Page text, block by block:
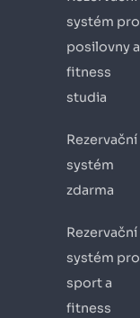
systém pro
posilovny a
fitness
studia
Rezervační
systém
zdarma
Rezervační
systém pro
sport a
fitness